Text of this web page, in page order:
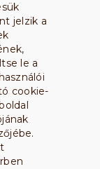
jelzik a
le a
cookie-